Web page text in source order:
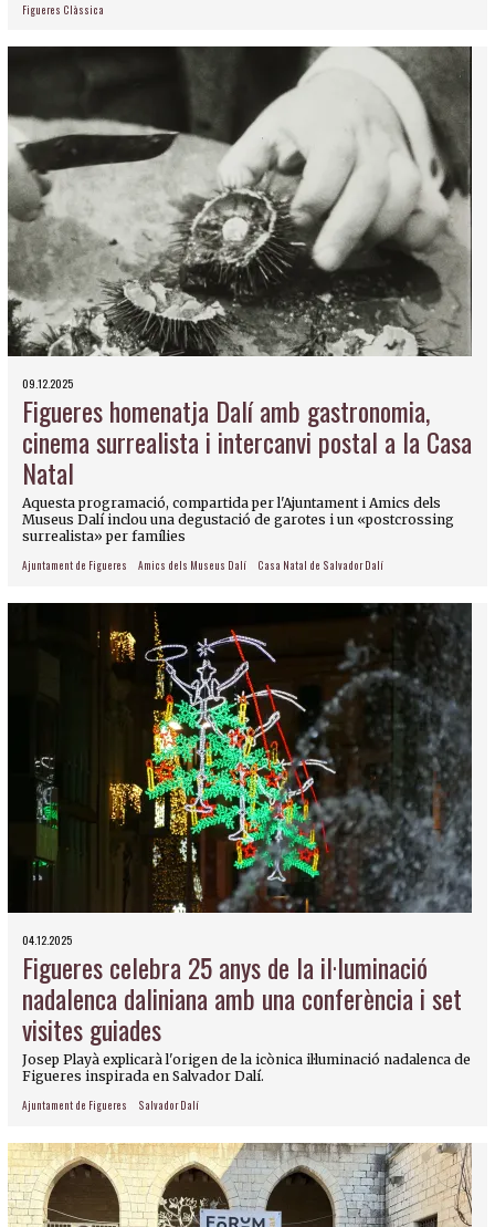
Figueres Clàssica
09.12.2025
Figueres homenatja Dalí amb gastronomia,
cinema surrealista i intercanvi postal a la Casa
Natal
Aquesta programació, compartida per l'Ajuntament i Amics dels
Museus Dalí inclou una degustació de garotes i un «postcrossing
surrealista» per famílies
Ajuntament de Figueres Amics dels Museus Dalí Casa Natal de Salvador Dalí
04.12.2025
Figueres celebra 25 anys de la il·luminació
nadalenca daliniana amb una conferència i set
visites guiades
Josep Playà explicarà l'origen de la icònica il·luminació nadalenca de
Figueres inspirada en Salvador Dalí.
Ajuntament de Figueres Salvador Dalí